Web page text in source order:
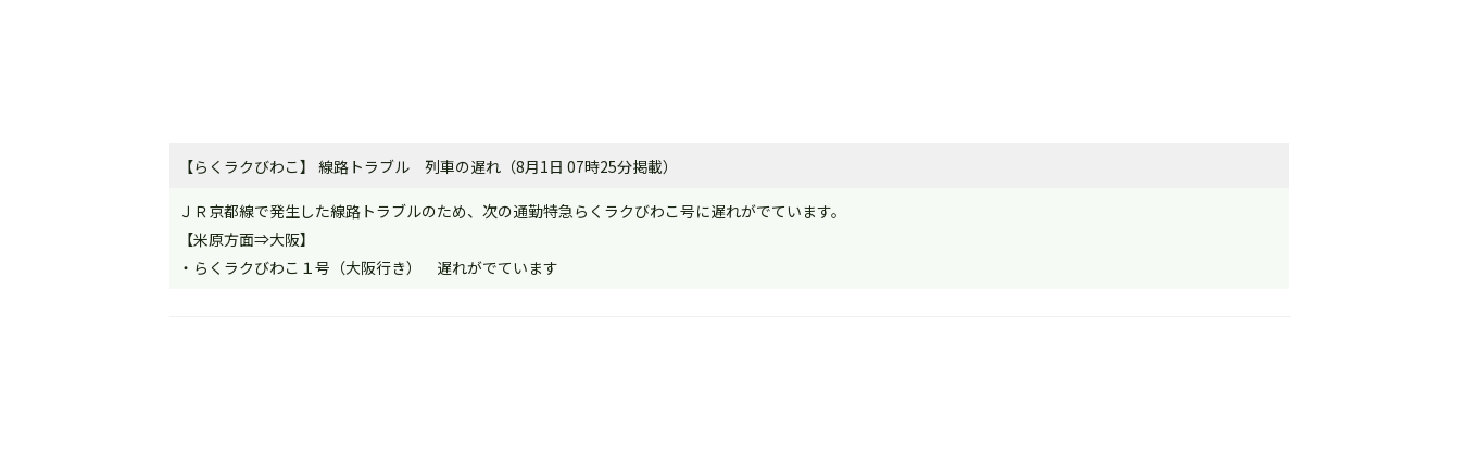
【らくラクびわこ】 線路トラブル 列車の遅れ（8月1日 07時25分掲載）
ＪＲ京都線で発生した線路トラブルのため、次の通勤特急らくラクびわこ号に遅れがでています。
【米原方面⇒大阪】
・らくラクびわこ１号（大阪行き） 遅れがでています